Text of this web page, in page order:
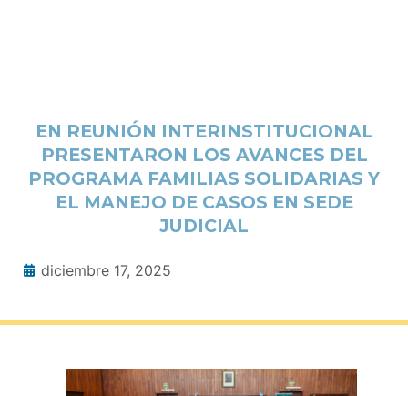
EN REUNIÓN INTERINSTITUCIONAL
PRESENTARON LOS AVANCES DEL
PROGRAMA FAMILIAS SOLIDARIAS Y
EL MANEJO DE CASOS EN SEDE
JUDICIAL
diciembre 17, 2025